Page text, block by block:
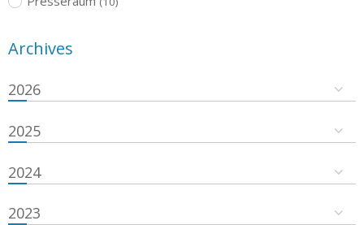
Archives
2026
2025
2024
2023